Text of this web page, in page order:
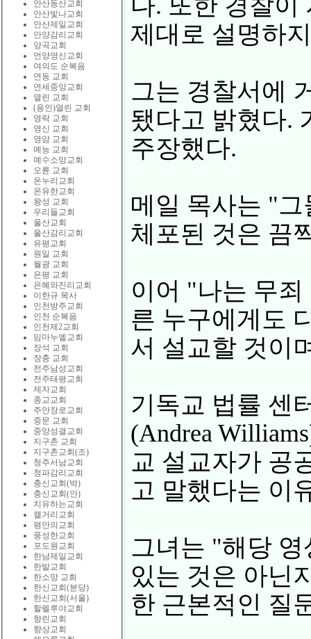
안산동산교회
안산빛나교회
안산제일교회
안양감리교회
양곡교회
언양영신교회
여의도 순복음
연동 교회
연세중앙교회
열린 교회
(용인)열린 교회
영락 교회
영신 교회
영암 교회
예능 교회
예수소망교회
오륜 교회
온누리교회
온유한교회
왕성 교회
우리들교회
울산교회
울산감리교회
유평교회
원일 교회
월광 교회
은평 교회
은혜와진리교회
이한규 목사
인천방주교회
인천 순복음
인천제2교회
임마누엘교회
장석 교회
장충 교회
전주남성교회
전주태평교회
제자교회
종교교회
주안장로교회
중문 교회
중앙성결교회
지구촌 교회
지구촌교회(조)
청주서남교회
청파감리교회
충신교회(박)
충신교회(안)
치유하는교회
캘거리교회
평안의교회
풍성한교회
포도원교회
한남제일교회
한밭교회
한소망 교회
한신교회(분당)
한신교회(서울)
할렐루야교회
향린교회
향상교회
다. 또한 경찰이
제대로 설명하
그는 경찰서에
됐다고 밝혔다.
주장했다.
메일 목사는 "
체포된 것은 끔
이어 "나는 무
른 누구에게도
서 설교할 것이
기독교 법률 센
(Andrea
교 설교자가 공
고 말했다는 이
그녀는 "해당
있는 것은 아닌
한 근본적인 질